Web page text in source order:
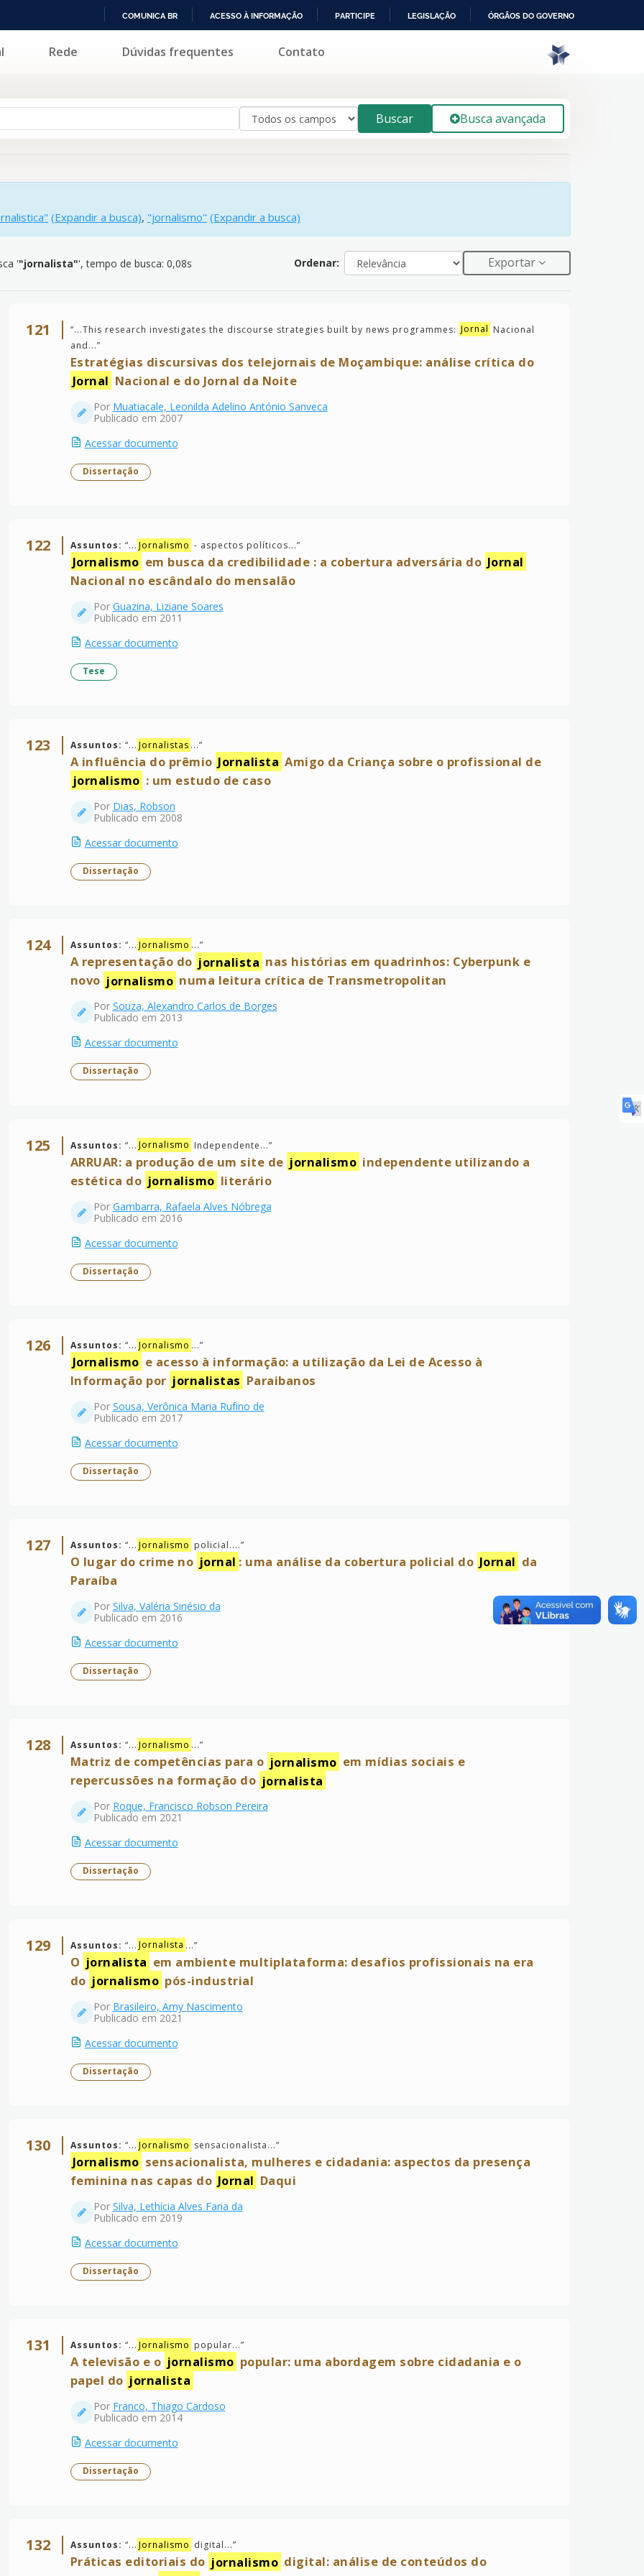
PARA
COMUNICA BR ACESSO À INFORMAÇÃO PARTICIPE LEGISLAÇÃO ÓRGÃOS DO GOVERNO
Rede Dúvidas frequentes Contato
Buscar Busca avançada
(Expandir a busca), "jornalismo" (Expandir a busca)
'"jornalista"', tempo de busca: 0,08s Ordenar: Exportar
121 “...This research investigates the discourse strategies built by news programmes: Jornal Nacional
and...”
Estratégias discursivas dos telejornais de Moçambique: análise crítica do
Jornal Nacional e do Jornal da Noite
Por Muatiacale, Leonilda Adelino António Sanveca
Publicado em 2007
Acessar documento
Dissertação
122 Assuntos: “... Jornalismo - aspectos políticos...”
Jornalismo em busca da credibilidade : a cobertura adversária do Jornal
Nacional no escândalo do mensalão
Por Guazina, Liziane Soares
Publicado em 2011
Acessar documento
Tese
123 Assuntos: “... Jornalistas ...”
A influência do prêmio Jornalista Amigo da Criança sobre o profissional de
jornalismo : um estudo de caso
Por Dias, Robson
Publicado em 2008
Acessar documento
Dissertação
124 Assuntos: “... Jornalismo ...”
A representação do jornalista nas histórias em quadrinhos: Cyberpunk e
novo jornalismo numa leitura crítica de Transmetropolitan
Por Souza, Alexandro Carlos de Borges
Publicado em 2013
Acessar documento
Dissertação
125 Assuntos: “... Jornalismo Independente...”
ARRUAR: a produção de um site de jornalismo independente utilizando a
estética do jornalismo literário
Por Gambarra, Rafaela Alves Nóbrega
Publicado em 2016
Acessar documento
Dissertação
126 Assuntos: “... Jornalismo ...”
Jornalismo e acesso à informação: a utilização da Lei de Acesso à
Informação por jornalistas Paraibanos
Por Sousa, Verônica Maria Rufino de
Publicado em 2017
Acessar documento
Dissertação
127 Assuntos: “... Jornalismo policial....”
O lugar do crime no jornal : uma análise da cobertura policial do Jornal da
Paraíba
Por Silva, Valéria Sinésio da
Publicado em 2016
Acessar documento
Dissertação
128 Assuntos: “... Jornalismo ...”
Matriz de competências para o jornalismo em mídias sociais e
repercussões na formação do jornalista
Por Roque, Francisco Robson Pereira
Publicado em 2021
Acessar documento
Dissertação
129 Assuntos: “... Jornalista ...”
O jornalista em ambiente multiplataforma: desafios profissionais na era
do jornalismo pós-industrial
Por Brasileiro, Amy Nascimento
Publicado em 2021
Acessar documento
Dissertação
130 Assuntos: “... Jornalismo sensacionalista...”
Jornalismo sensacionalista, mulheres e cidadania: aspectos da presença
feminina nas capas do Jornal Daqui
Por Silva, Lethícia Alves Faria da
Publicado em 2019
Acessar documento
Dissertação
131 Assuntos: “... Jornalismo popular...”
A televisão e o jornalismo popular: uma abordagem sobre cidadania e o
papel do jornalista
Por Franco, Thiago Cardoso
Publicado em 2014
Acessar documento
Dissertação
132 Assuntos: “... Jornalismo digital...”
Práticas editoriais do jornalismo digital: análise de conteúdos do